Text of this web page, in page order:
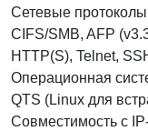
Сетевые протоколы
CIFS/SMB, AFP
HTTP(S), Telnet,
Операционная
QTS (Linux для
Совместимость с